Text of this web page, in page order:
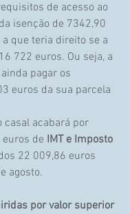
de acesso ao
isenção de 7342,90
que teria direito se a
722 euros. Ou seja, a
pagar os
euros da sua parcela
casal acabará por
de IMT e Imposto
22 009,86 euros
agosto.
por valor superior